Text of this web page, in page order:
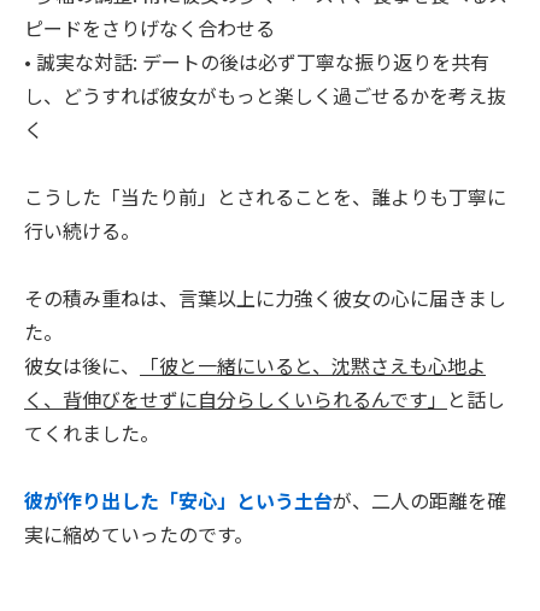
ピードをさりげなく合わせる
• 誠実な対話: デートの後は必ず丁寧な振り返りを共有
し、どうすれば彼女がもっと楽しく過ごせるかを考え抜
く
こうした「当たり前」とされることを、誰よりも丁寧に
行い続ける。
その積み重ねは、言葉以上に力強く彼女の心に届きまし
た。
彼女は後に、
「彼と一緒にいると、沈黙さえも心地よ
く、背伸びをせずに自分らしくいられるんです」 と話し
てくれました。
彼が作り出した「安心」という土台が、二人の距離を確
実に縮めていったのです。